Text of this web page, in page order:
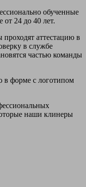
обученные
от 24 до 40 лет.
аттестацию в
в службе
частью команды
в форме с логотипом
наши клинеры